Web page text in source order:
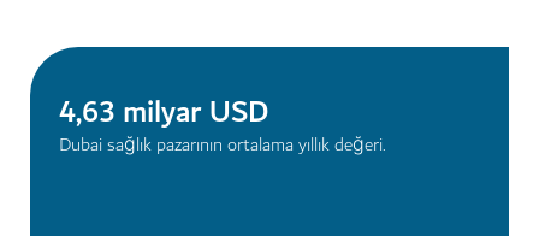
4,63 milyar USD
Dubai sağlık pazarının ortalama yıllık değeri.